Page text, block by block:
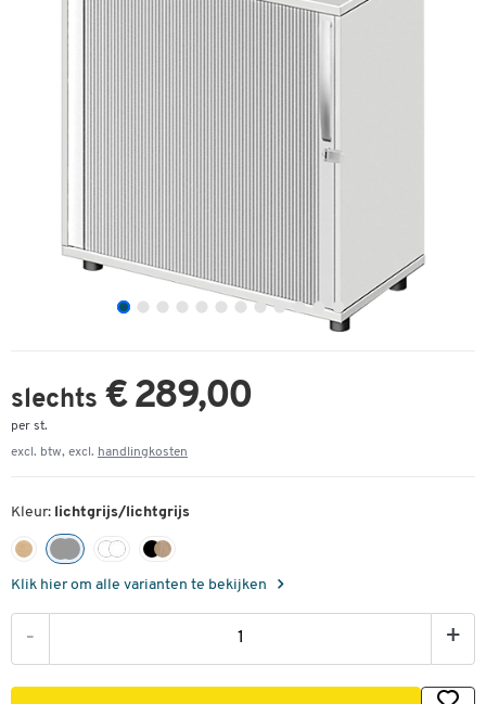
slechts € 289,00
per st.
excl. btw, excl. handlingkosten
Kleur: lichtgrijs/lichtgrijs
Klik hier om alle varianten te bekijken
- +